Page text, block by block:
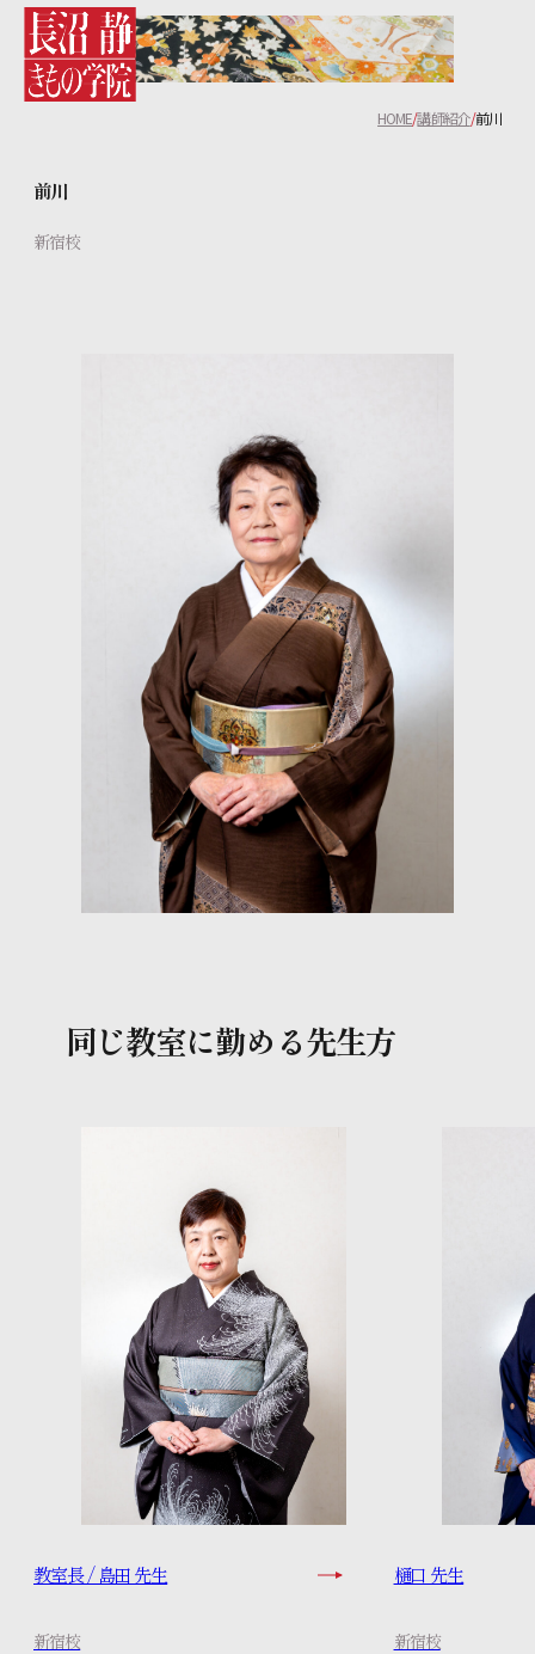
長沼静きもの学院について
生徒の声
よくあるご質問
きものお役立ちコラム
スタッフブログ
HOME 講師紹介 前川
前川
新宿校
同じ教室に勤める先生方
教室長 / 島田 先生
新宿校
樋口 先生
新宿校